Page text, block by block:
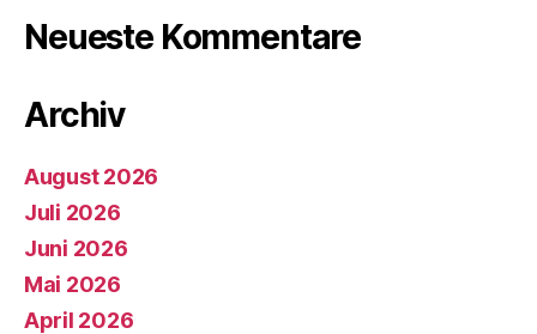
Neueste Kommentare
Archiv
August 2026
Juli 2026
Juni 2026
Mai 2026
April 2026